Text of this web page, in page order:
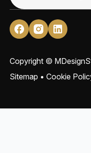
Copyright ©
Sitemap • Cookie